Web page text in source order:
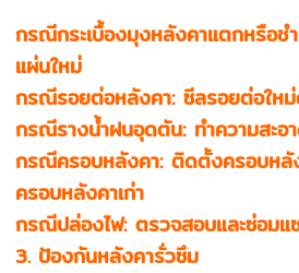
กรณีกระเบื้องมุงหลังคาแตกหรือช
แผ่นใหม่
กรณีรอยต่อหลังคา: ซีลรอยต่อใหม่
กรณีรางน้ำฝนอุดตัน: ทำความสะอ
กรณีครอบหลังคา: ติดตั้งครอบหลั
ครอบหลังคาเก่า
กรณีปล่องไฟ: ตรวจสอบและซ่อมแ
3. ป้องกันหลังคารั่วซึม